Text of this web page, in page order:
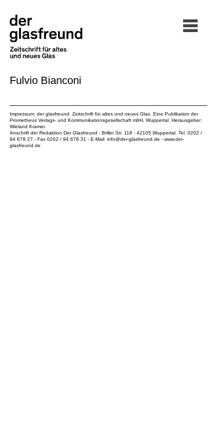
Fulvio Bianconi
Impressum: der glasfreund. Zeitschrift für altes und neues Glas. Eine Publikation der
Prometheus Verlags- und Kommunikationsgesellschaft mbH , Wuppertal. Herausgeber:
Wieland Kramer.
Anschrift der Redaktion Der Glasfreund - Briller Str. 118 - 42105 Wuppertal. Tel. 0202 /
94 678 27 - Fax 0202 / 94 678 31 - E-Mail: info@der-glasfreund.de - www.der-
glasfreund.de